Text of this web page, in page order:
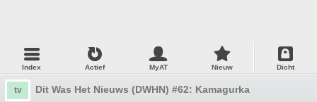
Index Actief MyAT Nieuw Dicht
tv Dit Was Het Nieuws (DWHN) #62: Kamagurka